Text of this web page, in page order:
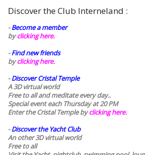
Discover the Club Interneland :
-Become a member
byclicking here.
-Find new friends
byclicking here.
-Discover Cristal Temple
A 3D virtual world
Free to all and meditate every day..
Special event each Thursday at 20 PM
Enter the Cristal Temple byclicking here.
-Discover the Yacht Club
An other 3D virtual world
Free to all